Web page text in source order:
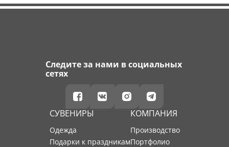
Следите за нами в социальных
сетях
СУВЕНИРЫ
Одежда
Подарки к праздникам
КОМПАНИЯ
производство
портфолио